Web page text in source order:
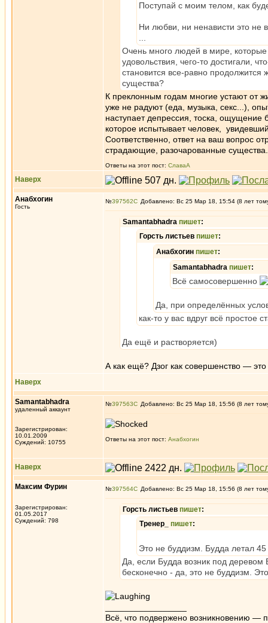
Поступай с моим телом, как
Ни любви, ни ненависти это не
Очень много людей в мире,
удовольствия, чего-то достигали,
становится все-равно
существа?
К преклонным годам многие устают от
уже не радуют (еда, музыка, секс...),
наступает депрессия, тоска, ощущение
которое испытывает человек,
Соответственно, ответ на ваш вопрос
страдающие, разочарованные существа.
Ответы на этот пост: СлаваА
Наверх
Анабхогин
Гость
№397562 Добавлено: Вс 25 Мар 18, 15:54 (8 лет
Samantabhadra пишет:
Горсть листьев пишет:
Анабхогин пишет:
Samantabhadra пишет:
Всё самосовершенно
Да, при определённых
как-то у вас вдруг всё
Да ещё и растворяется)
А как ещё? Дзог как совершенство —
Наверх
Samantabhadra
удаленный аккаунт
Зарегистрирован:
10.01.2009
Суждений: 10755
№397563 Добавлено: Вс 25 Мар 18, 15:56 (8 лет
Ответы на этот пост: Анабхогин
Наверх
Максим Фурин
Зарегистрирован:
01.05.2017
Суждений: 798
№397564 Добавлено: Вс 25 Мар 18, 15:56 (8 лет
Горсть листьев пишет:
Тренер_ пишет:
Это не буддизм. Будда летал
Да, если Будда возник под деревом
бесконечно - да, это не буддизм.
Всё, что подвержено возникновению —